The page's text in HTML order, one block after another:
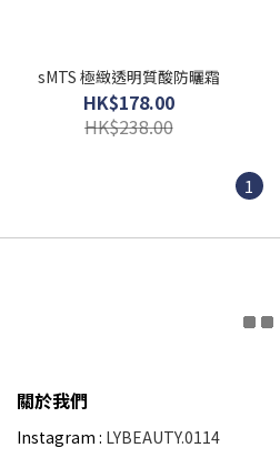
sMTS 極緻透明質酸防曬霜
HK$178.00
HK$238.00
1
關於我們
Instagram : LYBEAUTY.0114